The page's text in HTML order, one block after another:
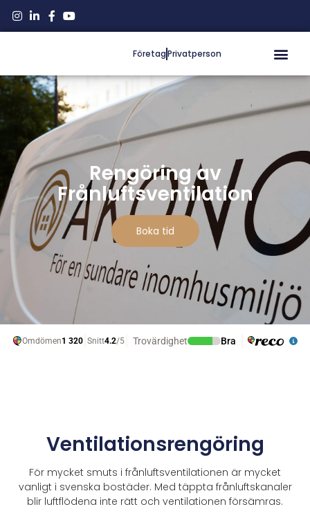
FöretagPrivatperson
Rengöring av
Frånluftsventilation
Boka tid
Ventilationsrengöring
För mycket smuts i frånluftsventilationen är mycket
vanligt i svenska bostäder. Med täppta frånluftskanaler
blir luftflödena inte rätt och ventilationen försämras.